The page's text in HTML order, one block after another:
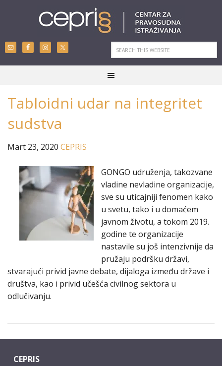
Tabloidni udar na integritet
sudstva
Mart 23, 2020 CEPRIS
GONGO udruženja, takozvane
vladine nevladine organizacije,
sve su uticajniji fenomen kako
u svetu, tako i u domaćem
javnom životu, a tokom 2019.
godine te organizacije
nastavile su još intenzivnije da
pružaju podršku državi,
stvarajući privid javne debate, dijaloga između države i
društva, kao i privid učešća civilnog sektora u
odlučivanju.
CEPRIS